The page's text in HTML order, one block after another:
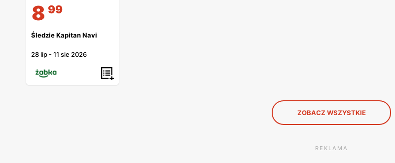
8 99
Śledzie Kapitan Navi
28 lip -11 sie 2026
ZOBACZ WSZYSTKIE
REKLAMA